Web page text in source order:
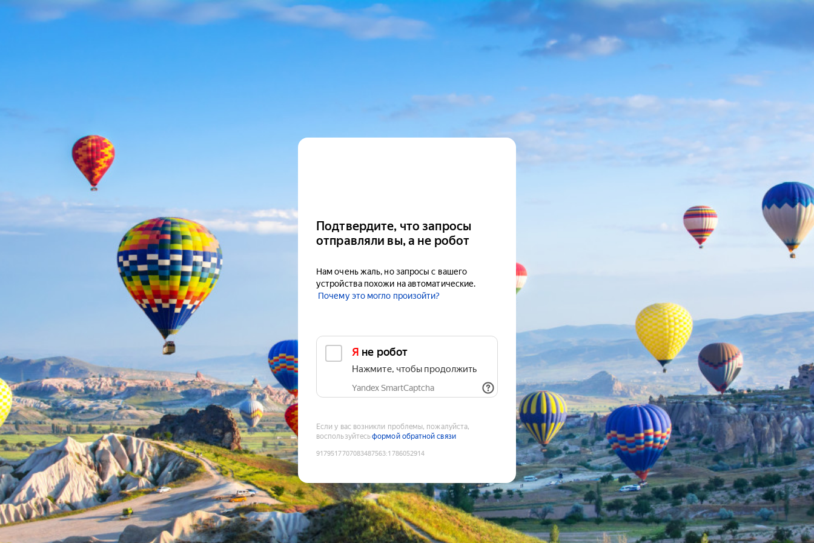
Подтвердите, что запросы
отправляли вы, а не робот
Нам очень жаль, но запросы с вашего
устройства похожи на автоматические.
Почему это могло произойти?
Я не робот
Нажмите, чтобы продолжить
Yandex SmartCaptcha
Если у вас возникли проблемы, пожалуйста,
воспользуйтесьформой обратной связи
9179517707083487563:1786052914